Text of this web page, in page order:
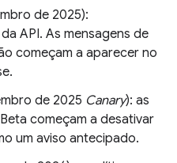
de 2025):
API. As mensagens de
começam a aparecer no
de 2025 Canary): as
começam a desativar
um aviso antecipado.